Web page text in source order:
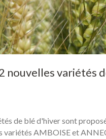
nouvellesvariétés
de blé d'hiver sont
variétés AMBOISE et